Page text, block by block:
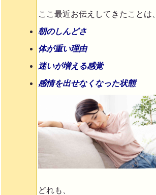
ここ最近お伝えしてきたことは、
朝のしんどさ
体が重い理由
迷いが増える感覚
感情を出せなくなった状態
どれも、